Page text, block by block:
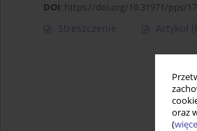
oraz
(
DOI: https://doi.org/10.31971/pps/
Streszczenie Artykuł